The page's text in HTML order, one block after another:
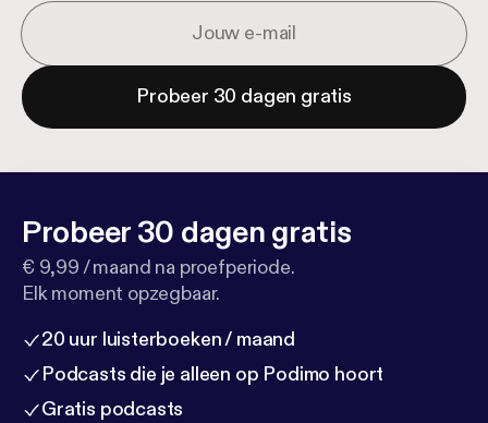
Probeer 30 dagen gratis
Probeer 30 dagen gratis
€ 9,99 / maand na proefperiode.
Elk moment opzegbaar.
20 uur luisterboeken / maand
Podcasts die je alleen op Podimo hoort
Gratis podcasts